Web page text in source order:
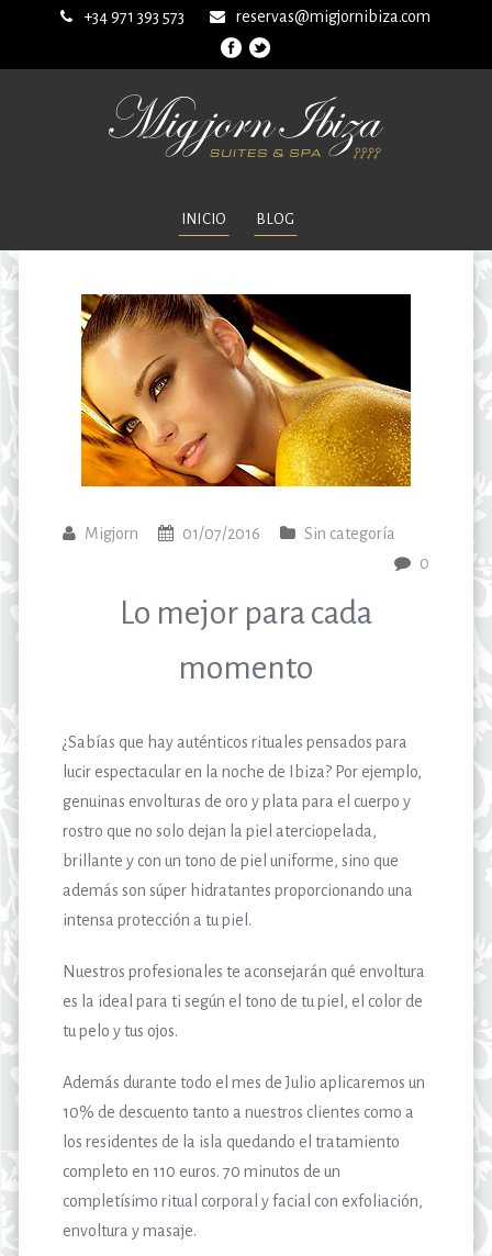
+34 971 393 573 reservas@migjornibiza.com
INICIO BLOG
Migjorn 01/07/2016
Sin categoría
0
Lo mejor para cada
momento
¿Sabías que hay auténticos rituales pensados para
lucir espectacular en la noche de Ibiza? Por ejemplo,
genuinas envolturas de oro y plata para el cuerpo y
rostro que no solo dejan la piel aterciopelada,
brillante y con un tono de piel uniforme, sino que
además son súper hidratantes proporcionando una
intensa protección a tu piel.
Nuestros profesionales te aconsejarán qué envoltura
es la ideal para ti según el tono de tu piel, el color de
tu pelo y tus ojos.
Además durante todo el mes de Julio aplicaremos un
10% de descuento tanto a nuestros clientes como a
los residentes de la isla quedando el tratamiento
completo en 110 euros. 70 minutos de un
completísimo ritual corporal y facial con exfoliación,
envoltura y masaje.